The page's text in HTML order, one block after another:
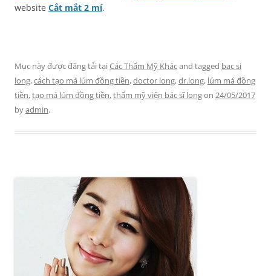
website Cắt mắt 2 mí.
Mục này được đăng tải tạiCác Thẩm Mỹ Khácand tagged bac si
long,cách tạo má lúm đồng tiền,doctor long,dr.long, lúm má đồng
tiền,tạo má lúm đồng tiền,thẩm mỹ viện bác sĩ longon 24/05/2017
byadmin.